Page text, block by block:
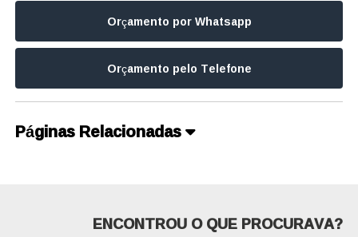
Orçamento por Whatsapp
Orçamento pelo Telefone
Páginas Relacionadas
ENCONTROU O QUE PROCURAVA?